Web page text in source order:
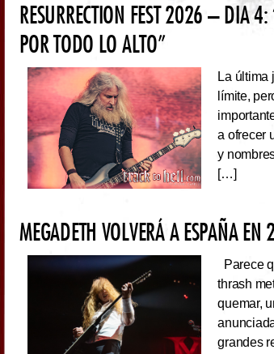
RESURRECTION FEST 2026 – DIA
POR TODO LO ALTO”
La última
límite,
a ofrecer
y
[…]
MEGADETH VOLVERÁ A ESPAÑA
Parece
thrash
quemar,
grandes